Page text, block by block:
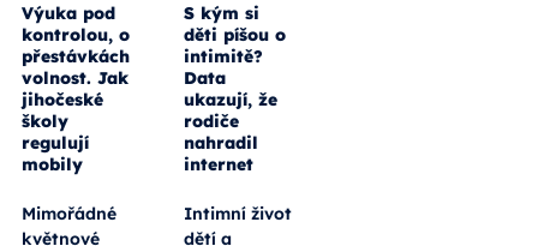
Výuka pod
kontrolou, o
přestávkách
volnost. Jak
jihočeské
školy
regulují
mobily
Mimořádné
květnové
S kým si
děti píšou o
intimitě?
Data
ukazují, že
rodiče
nahradil
internet
Intimní život
dětí a